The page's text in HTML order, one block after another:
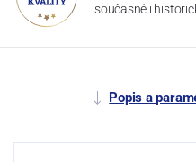
současné i
Popis a